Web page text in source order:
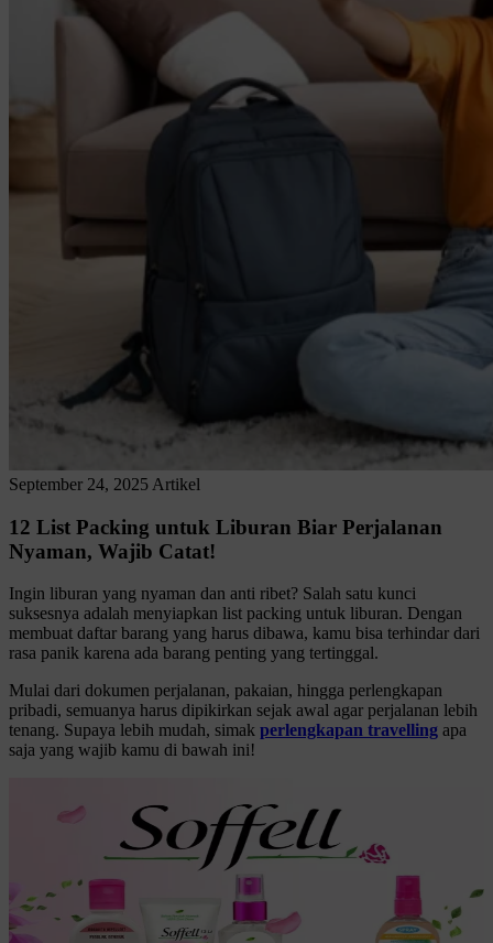
September 24, 2025 Artikel
12 List Packing untuk Liburan Biar Perjalanan
Nyaman, Wajib Catat!
Ingin liburan yang nyaman dan anti ribet? Salah satu kunci
suksesnya adalah menyiapkan list packing untuk liburan. Dengan
membuat daftar barang yang harus dibawa, kamu bisa terhindar dari
rasa panik karena ada barang penting yang tertinggal.
Mulai dari dokumen perjalanan, pakaian, hingga perlengkapan
pribadi, semuanya harus dipikirkan sejak awal agar perjalanan lebih
tenang. Supaya lebih mudah, simak perlengkapan travelling apa
saja yang wajib kamu di bawah ini!